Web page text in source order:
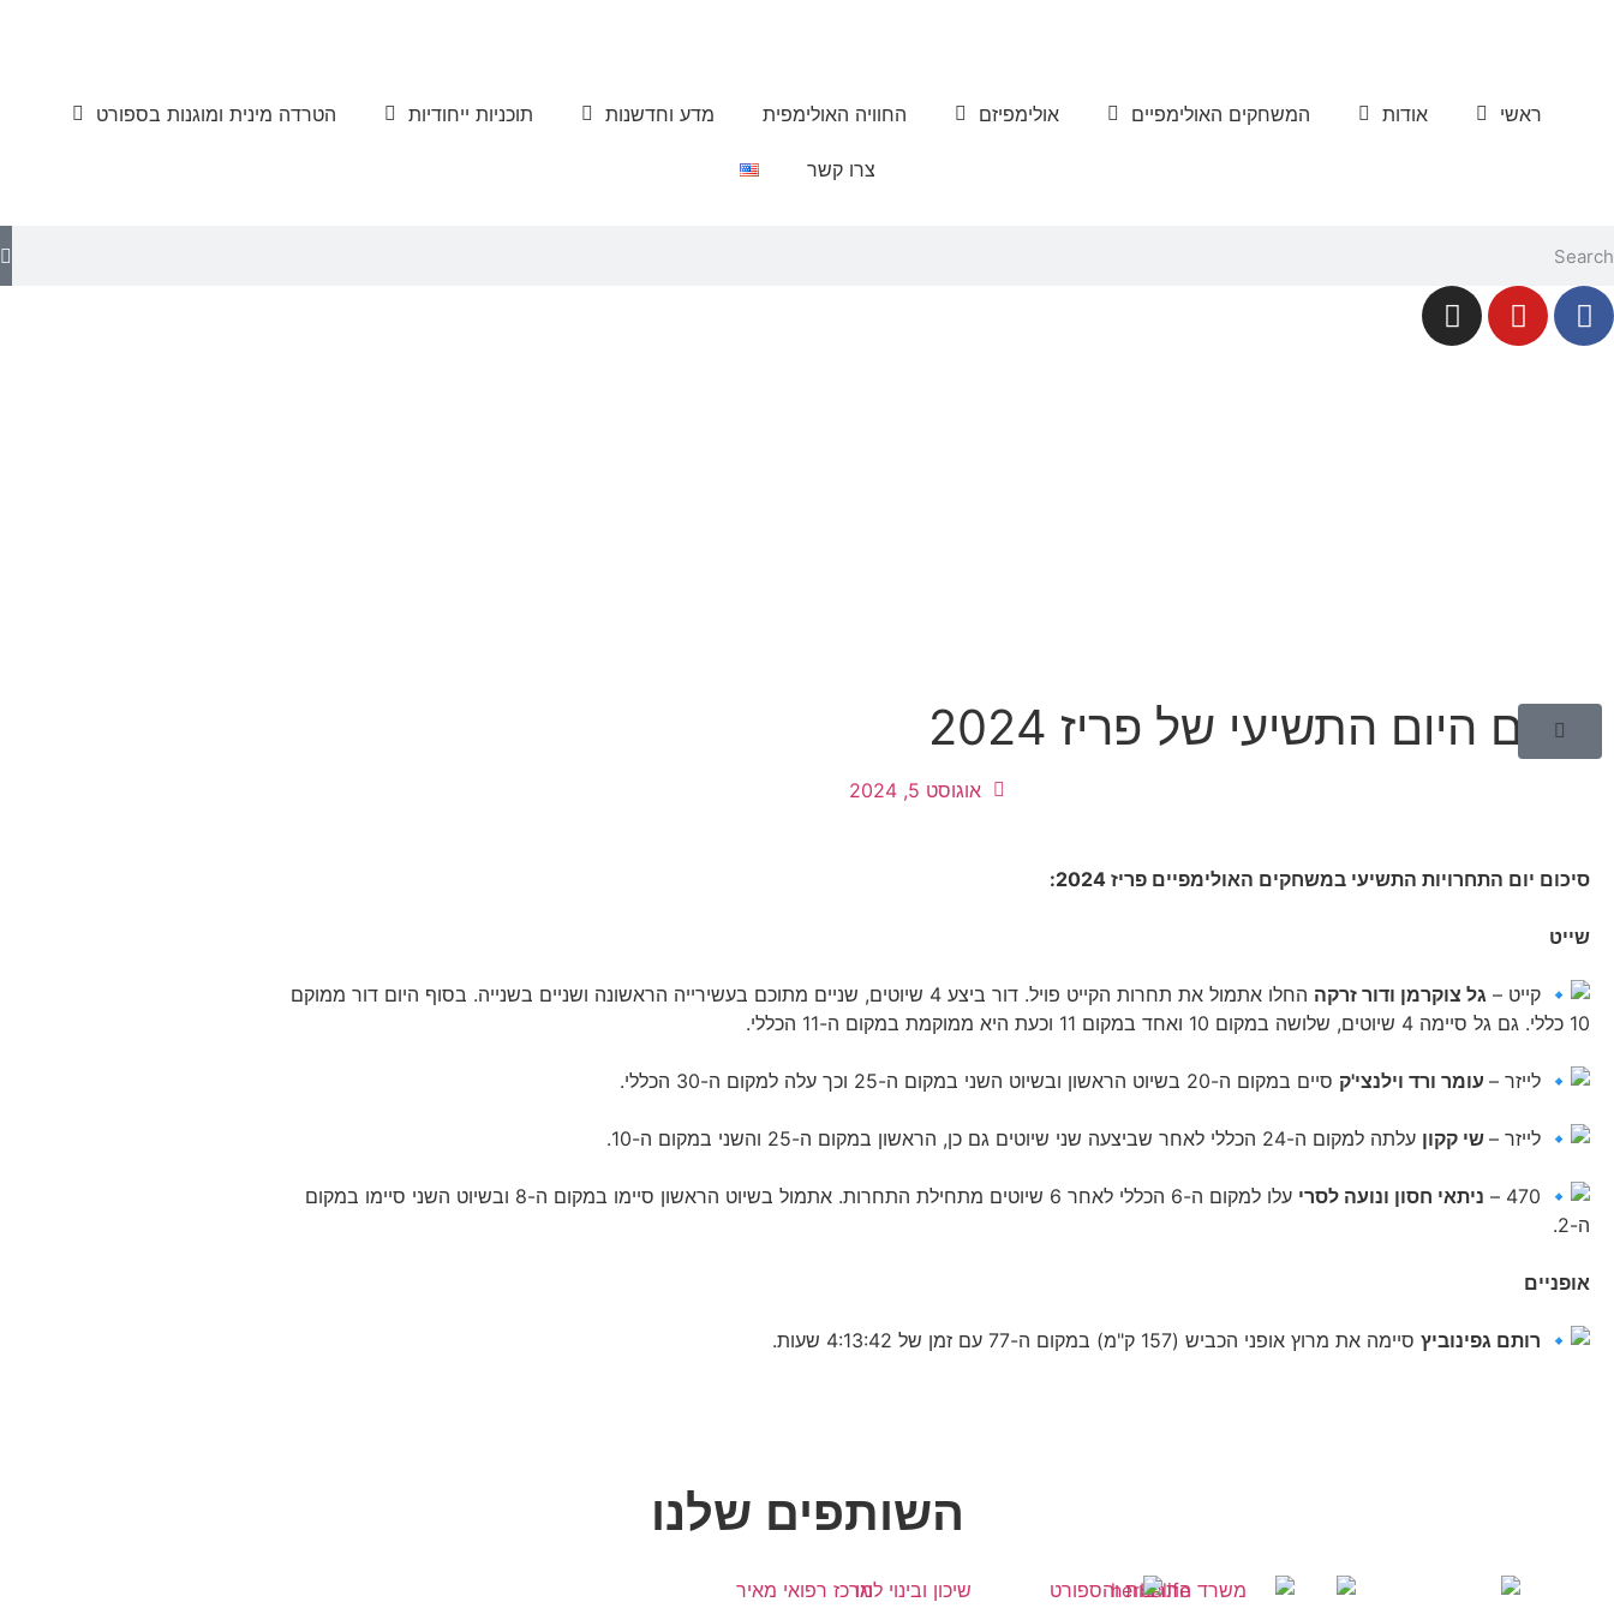
ראשי אודות המשחקים האולימפיים אולימפיזם החוויה האולימפית מדע וחדשנות תוכניות ייחודיות הטרדה מינית ומוגנות בספורט
צרו קשר
סיכום היום התשיעי של פריז 2024
אוגוסט 5, 2024
סיכום יום התחרויות התשיעי במשחקים האולימפיים פריז 2024:
שייט
קייט – גל צוקרמן ודור זרקה
החלו אתמול את תחרות הקייט פויל. דור ביצע 4 שיוטים, שניים מתוכם בעשירייה הראשונה ושניים בשנייה. בסוף היום דור ממוקם
10 כללי. גם גל סיימה 4 שיוטים, שלושה במקום 10 ואחד במקום 11 וכעת היא ממוקמת במקום ה-11 הכללי.
לייזר – עומר ורד וילנצי'ק סיים במקום ה-20 בשיוט הראשון ובשיוט השני במקום ה-25 וכך עלה למקום ה-30 הכללי.
לייזר – שי קקון עלתה למקום ה-24 הכללי לאחר שביצעה שני שיוטים גם כן, הראשון במקום ה-25 והשני במקום ה-10.
ניתאי חסון ונועה לסרי
עלו למקום ה-6 הכללי לאחר 6 שיוטים מתחילת התחרות. אתמול בשיוט הראשון סיימו במקום ה-8 ובשיוט השני סיימו במקום
ה-2.
אופניים
רותם גפינוביץ סיימה את מרוץ אופני הכביש (157 ק"מ) במקום ה-77 עם זמן של 4:13:42 שעות.
השותפים שלנו